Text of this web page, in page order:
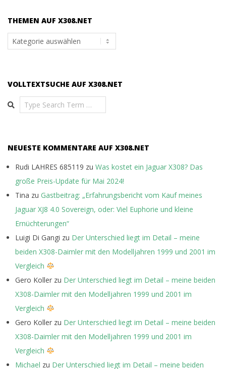
THEMEN AUF X308.NET
Themen
auf
VOLLTEXTSUCHE AUF X308.NET
Search
NEUESTE KOMMENTARE AUF X308.NET
Rudi LAHRES 685119 zu Was kostet ein Jaguar X308? Das
große Preis-Update für Mai 2024!
Tina zu Gastbeitrag: „Erfahrungsbericht vom Kauf meines
Jaguar XJ8 4.0 Sovereign, oder: Viel Euphorie und kleine
Ernüchterungen“
Luigi Di Gangi zu Der Unterschied liegt im Detail – meine
beiden X308-Daimler mit den Modelljahren 1999 und 2001 im
Vergleich
Gero Koller zu Der Unterschied liegt im Detail – meine beiden
X308-Daimler mit den Modelljahren 1999 und 2001 im
Vergleich
Gero Koller zu Der Unterschied liegt im Detail – meine beiden
X308-Daimler mit den Modelljahren 1999 und 2001 im
Vergleich
Michael zu Der Unterschied liegt im Detail – meine beiden